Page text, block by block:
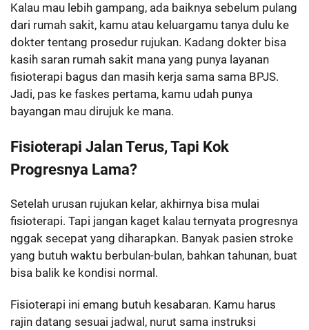
Kalau mau lebih gampang, ada baiknya sebelum pulang
dari rumah sakit, kamu atau keluargamu tanya dulu ke
dokter tentang prosedur rujukan. Kadang dokter bisa
kasih saran rumah sakit mana yang punya layanan
fisioterapi bagus dan masih kerja sama sama BPJS.
Jadi, pas ke faskes pertama, kamu udah punya
bayangan mau dirujuk ke mana.
Fisioterapi Jalan Terus, Tapi Kok
Progresnya Lama?
Setelah urusan rujukan kelar, akhirnya bisa mulai
fisioterapi. Tapi jangan kaget kalau ternyata progresnya
nggak secepat yang diharapkan. Banyak pasien stroke
yang butuh waktu berbulan-bulan, bahkan tahunan, buat
bisa balik ke kondisi normal.
Fisioterapi ini emang butuh kesabaran. Kamu harus
rajin datang sesuai jadwal, nurut sama instruksi